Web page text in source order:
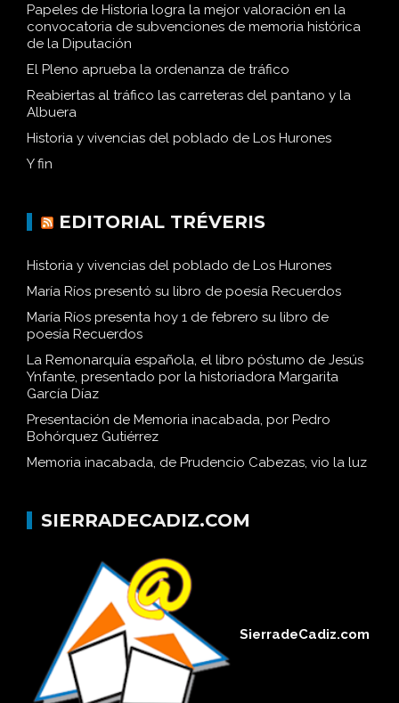
Papeles de Historia logra la mejor valoración en la
convocatoria de subvenciones de memoria histórica
de la Diputación
El Pleno aprueba la ordenanza de tráfico
Reabiertas al tráfico las carreteras del pantano y la
Albuera
Historia y vivencias del poblado de Los Hurones
Y fin
EDITORIAL TRÉVERIS
Historia y vivencias del poblado de Los Hurones
María Ríos presentó su libro de poesía Recuerdos
María Ríos presenta hoy 1 de febrero su libro de
poesía Recuerdos
La Remonarquía española, el libro póstumo de Jesús
Ynfante, presentado por la historiadora Margarita
García Díaz
Presentación de Memoria inacabada, por Pedro
Bohórquez Gutiérrez
Memoria inacabada, de Prudencio Cabezas, vio la luz
SIERRADECADIZ.COM
SierradeCadiz.com